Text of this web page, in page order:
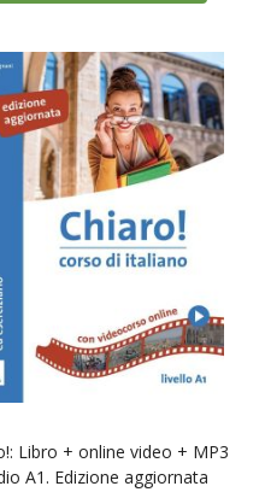
Libro + online video + MP3
A1. Edizione aggiornata